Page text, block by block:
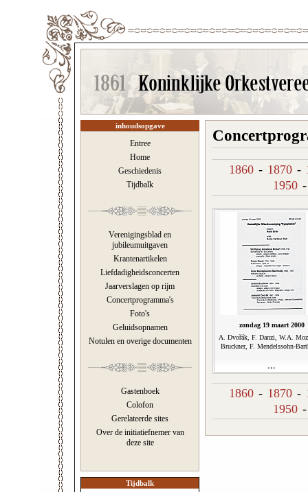
inhoudsopgave
Entree
Home
Geschiedenis
Tijdbalk
Verenigingsblad en
jubileumuitgaven
Krantenartikelen
Liefdadigheidsconcerten
Jaarverslagen op rijm
Concertprogramma's
Foto's
Geluidsopnamen
Notulen en overige documenten
Gastenboek
Colofon
Gerelateerde sites
Over de initiatiefnemer van
deze site
Tijdbalk
1860 - 1870 -
1950
zondag 19 maart 2000
A. Dvořák, F. Danzi, W.A.
Bruckner, F. Mendelssohn-
1860 - 1870 -
1950